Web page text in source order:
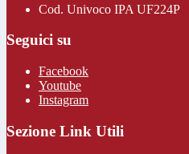
Cod. Univoco IPA UF224P
Seguici su
Facebook
Youtube
Instagram
Sezione Link Utili